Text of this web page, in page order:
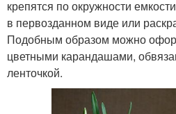
крепятся по окружности
в первозданном виде или
Подобным образом можно
цветными карандашами,
ленточкой.